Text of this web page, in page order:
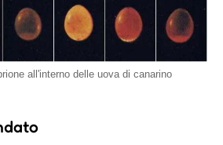
all'interno delle uova di canarino